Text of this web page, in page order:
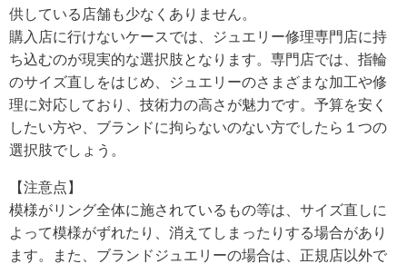
供している店舗も少なくありません。
購入店に行けないケースでは、ジュエリー修理専門店に持
ち込むのが現実的な選択肢となります。専門店では、指輪
のサイズ直しをはじめ、ジュエリーのさまざまな加工や修
理に対応しており、技術力の高さが魅力です。予算を安く
したい方や、ブランドに拘らないのない方でしたら１つの
選択肢でしょう。
【注意点】
模様がリング全体に施されているもの等は、サイズ直しに
よって模様がずれたり、消えてしまったりする場合があり
ます。また、ブランドジュエリーの場合は、正規店以外で